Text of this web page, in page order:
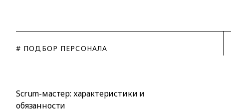
# ПОДБОР ПЕРСОНАЛА
Scrum-мастер: характеристики и
обязанности